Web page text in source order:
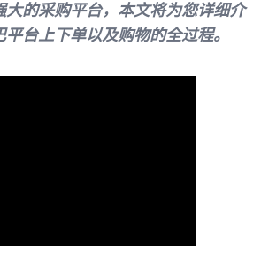
大的采购平台，本文将为您详细介
台上下单以及购物的全过程。